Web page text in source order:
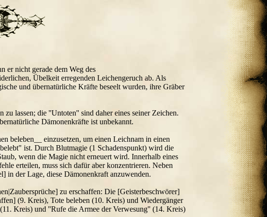
er nicht gerade dem Weg des
Übelkeit erregenden Leichengeruch ab. Als
und übernatürliche Kräfte beseelt wurden, ihre Gräber
lassen; die ''Untoten'' sind daher eines seiner Zeichen.
Dämonenkräfte ist unbekannt.
beleben__ einzusetzen, um einen Leichnam in einen
ist. Durch Blutmagie (1 Schadenspunkt) wird die
wenn die Magie nicht erneuert wird. Innerhalb eines
erteilen, muss sich dafür aber konzentrieren. Neben
in der Lage, diese Dämonenkraft anzuwenden.
zu erschaffen: Die [Geisterbeschwörer]
(9. Kreis), Tote beleben (10. Kreis) und Wiedergänger
Kreis) und ''Rufe die Armee der Verwesung'' (14. Kreis)